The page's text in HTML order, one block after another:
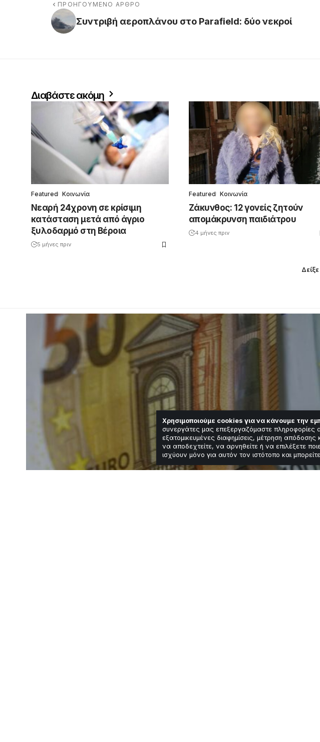
Χρησιμοποιούμε cookies για να κάνουμε την
συνεργάτες μας επεξεργαζόμαστε
εξατομικευμένες διαφημίσεις, μέτρηση
να αποδεχτείτε, να αρνηθείτε ή να επιλέξετε
ισχύουν μόνο για αυτόν τον ιστότοπο και
ΠΡΟΗΓΟΎΜΕΝΟ ΆΡΘΡΟ
Συντριβή αεροπλάνου στο Parafield: δύο νεκροί
Διαβάστε ακόμη
Featured Κοινωνία
Νεαρή 24χρονη σε κρίσιμη
κατάσταση μετά από άγριο
ξυλοδαρμό στη Βέροια
5 μήνες πριν
Featured Κοινωνία
Ζάκυνθος: 12 γονείς ζητούν
απομάκρυνση παιδιάτρου
4 μήνες πριν